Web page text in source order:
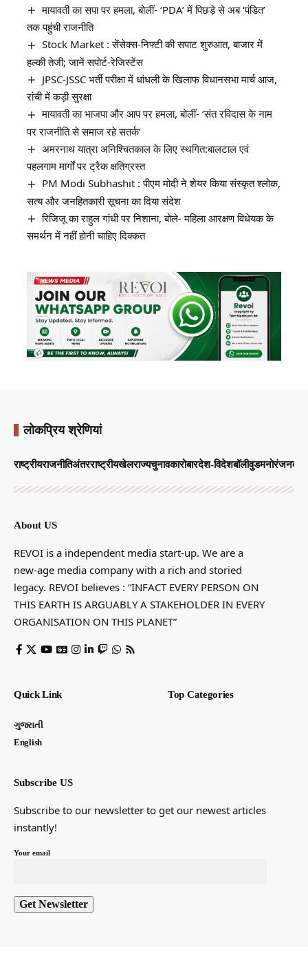
मायावती का सपा पर हमला, बोलीं- ‘PDA’ में पिछड़े से अब ‘पंडित’
तक पहुंची राजनीति
Stock Market : सेंसेक्स-निफ्टी की सपाट शुरुआत, बाजार में
हल्की तेजी; जानें सपोर्ट-रेजिस्टेंस
JPSC-JSSC भर्ती परीक्षा में धांधली के खिलाफ विधानसभा मार्च आज,
रांची में कड़ी सुरक्षा
मायावती का भाजपा और आप पर हमला, बोलीं- ‘संत रविदास के नाम
पर राजनीति से समाज रहे सतर्क’
अमरनाथ यात्रा अनिश्चितकाल के लिए स्थगित:बालटाल एवं
पहलगाम मार्गों पर ट्रैक क्षतिग्रस्त
PM Modi Subhashit : पीएम मोदी ने शेयर किया संस्कृत श्लोक,
सत्य और जनहितकारी सूचना का दिया संदेश
रिजिजू का राहुल गांधी पर निशाना, बोले- महिला आरक्षण विधेयक के
समर्थन में नहीं होनी चाहिए दिक्कत
लोकप्रिय श्रेणियां
राष्ट्रीयराजनीतिअंतरराष्ट्रीयखेलराज्यचुनावकारोबारदेश-विदेशबॉलीवुडमनोरंजन
About US
REVOI is a independent media start-up. We are a
new-age media company with a rich and storied
legacy. REVOI believes : “INFACT EVERY PERSON ON
THIS EARTH IS ARGUABLY A STAKEHOLDER IN EVERY
ORGANISATION ON THIS PLANET”
Quick Link
ગુજરાતી
English
Top Categories
Subscribe US
Subscribe to our newsletter to get our newest articles
instantly!
Your email